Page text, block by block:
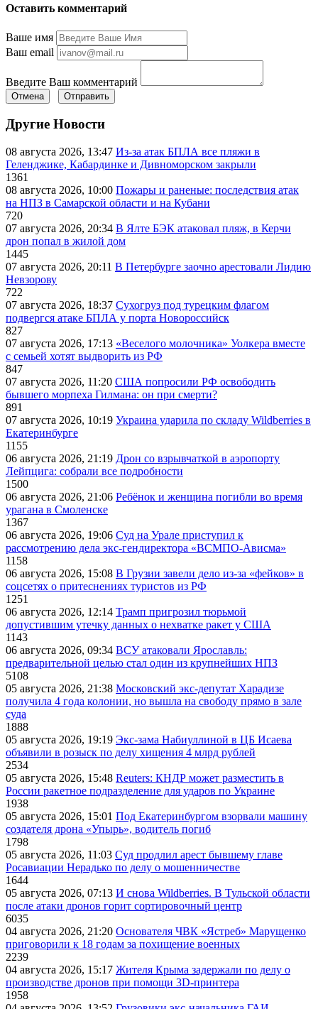
Оставить комментарий
Ваше имя
Ваш email
Введите Ваш комментарий
Отмена Отправить
Другие Новости
08 августа 2026, 13:47 Из-за атак БПЛА все пляжи в
Геленджике, Кабардинке и Дивноморском закрыли
1361
08 августа 2026, 10:00 Пожары и раненые: последствия атак
на НПЗ в Самарской области и на Кубани
720
07 августа 2026, 20:34 В Ялте БЭК атаковал пляж, в Керчи
дрон попал в жилой дом
1445
07 августа 2026, 20:11 В Петербурге заочно арестовали Лидию
Невзорову
722
07 августа 2026, 18:37 Сухогруз под турецким флагом
подвергся атаке БПЛА у порта Новороссийск
827
07 августа 2026, 17:13 «Веселого молочника» Уолкера вместе
с семьей хотят выдворить из РФ
847
07 августа 2026, 11:20 США попросили РФ освободить
бывшего морпеха Гилмана: он при смерти?
891
07 августа 2026, 10:19 Украина ударила по складу Wildberries в
Екатеринбурге
1155
06 августа 2026, 21:19 Дрон со взрывчаткой в аэропорту
Лейпцига: собрали все подробности
1500
06 августа 2026, 21:06 Ребёнок и женщина погибли во время
урагана в Смоленске
1367
06 августа 2026, 19:06 Суд на Урале приступил к
рассмотрению дела экс-гендиректора «ВСМПО-Ависма»
1158
06 августа 2026, 15:08 В Грузии завели дело из-за «фейков» в
соцсетях о притеснениях туристов из РФ
1251
06 августа 2026, 12:14 Трамп пригрозил тюрьмой
допустившим утечку данных о нехватке ракет у США
1143
06 августа 2026, 09:34 ВСУ атаковали Ярославль:
предварительной целью стал один из крупнейших НПЗ
5108
05 августа 2026, 21:38 Московский экс-депутат Харадизе
получила 4 года колонии, но вышла на свободу прямо в зале
суда
1888
05 августа 2026, 19:19 Экс-зама Набиуллиной в ЦБ Исаева
объявили в розыск по делу хищения 4 млрд рублей
2534
05 августа 2026, 15:48 Reuters: КНДР может разместить в
России ракетное подразделение для ударов по Украине
1938
05 августа 2026, 15:01 Под Екатеринбургом взорвали машину
создателя дрона «Упырь», водитель погиб
1798
05 августа 2026, 11:03 Суд продлил арест бывшему главе
Росавиации Нерадько по делу о мошенничестве
1644
05 августа 2026, 07:13 И снова Wildberries. В Тульской области
после атаки дронов горит сортировочный центр
6035
04 августа 2026, 21:20 Основателя ЧВК «Ястреб» Марущенко
приговорили к 18 годам за похищение военных
2239
04 августа 2026, 15:17 Жителя Крыма задержали по делу о
производстве дронов при помощи 3D‑принтера
1958